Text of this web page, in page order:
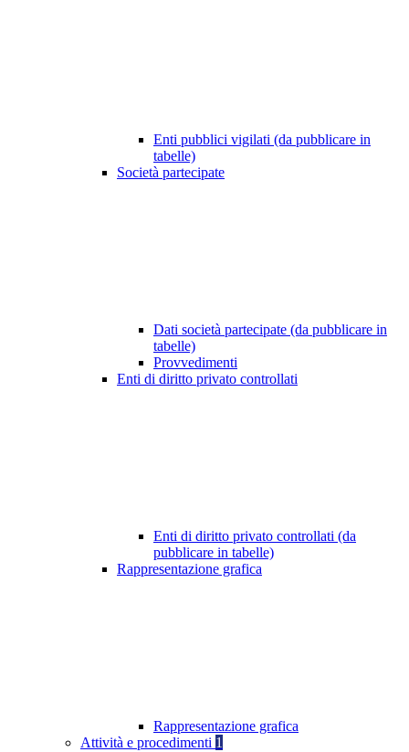
Enti pubblici vigilati (da pubblicare in
tabelle)
Società partecipate
Dati società partecipate (da pubblicare in
tabelle)
Provvedimenti
Enti di diritto privato controllati
Enti di diritto privato controllati (da
pubblicare in tabelle)
Rappresentazione grafica
Rappresentazione grafica
Attività e procedimenti 1